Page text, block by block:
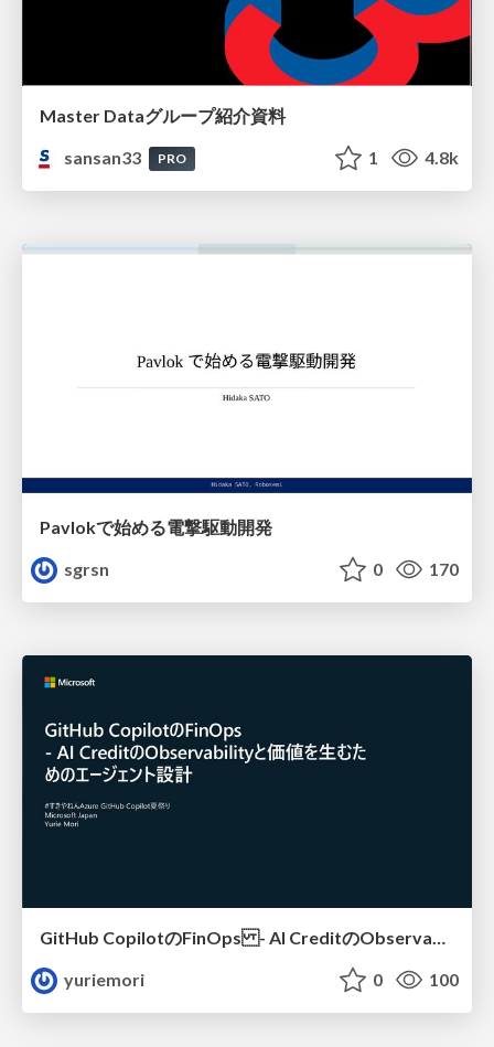
Master Dataグループ紹介資料
sansan33
PRO 1 4.8k
Pavlokで始める電撃駆動開発
sgrsn
0 170
GitHub CopilotのFinOps - AI CreditのObservabilityと価値を生むためのエージェント設計
yuriemori
0 100